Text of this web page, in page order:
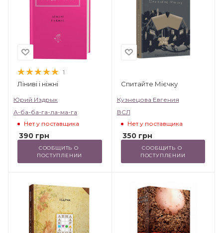
1
Ліниві і ніжні
Юрий Издрык
А-ба-ба-га-ла-ма-га
Нет у поставщика
390 грн
СООБЩИТЬ О
ПОСТУПЛЕНИИ
Спитайте Мієчку
Кузнецова Евгения
ВСЛ
Нет у поставщика
350грн
СООБЩИТЬ О
ПОСТУПЛЕНИИ